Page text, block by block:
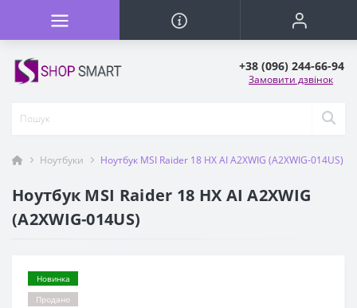
+38 (096) 244-66-94
Замовити дзвінок
Ноутбуки Ноутбук MSI Raider 18 HX AI A2XWIG (A2XWIG-014US)
Ноутбук MSI Raider 18 HX AI A2XWIG
(A2XWIG-014US)
Новинка
Продано